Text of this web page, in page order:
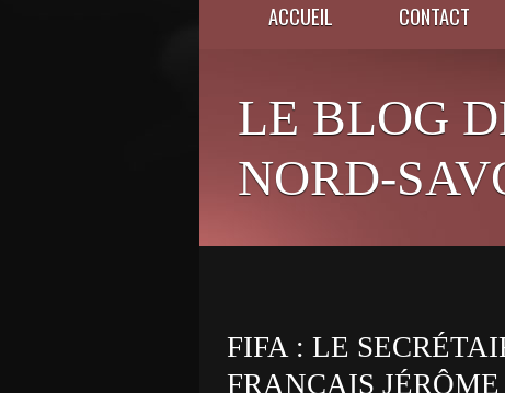
ACCUEIL CONTACT
LE BLOG
NORD-
FIFA : LE
FRANÇAIS